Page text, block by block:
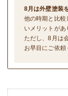
8月は外壁塗装
他の時期と比較
いメリットがあ
ただし、8月は
お早目にご依頼